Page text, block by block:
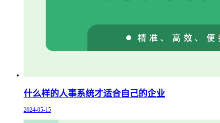
什么样的人事系统才适合自己的企业
2024-05-15